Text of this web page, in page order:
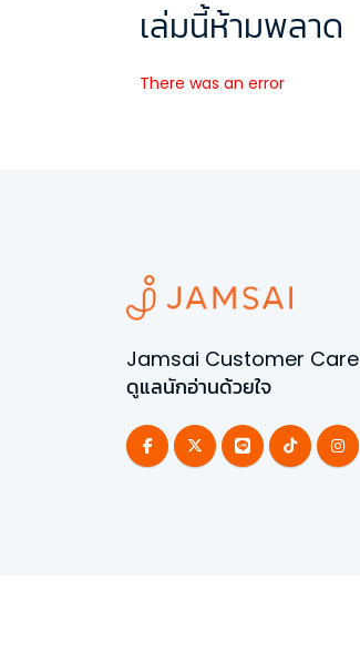
เล่มนี้ห้ามพลาด
There was an error
Jamsai Customer Care
ดูแลนักอ่านด้วยใจ